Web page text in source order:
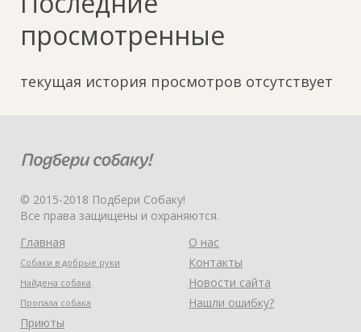
просмотренные
текущая история просмотров отсутствует
© 2015-2018 Подбери Собаку!
Все права защищены и охраняются.
Главная
Собаки в добрые руки
Найдена собака
Пропала собака
Приюты
О нас
Контакты
Новости сайта
Нашли ошибку?